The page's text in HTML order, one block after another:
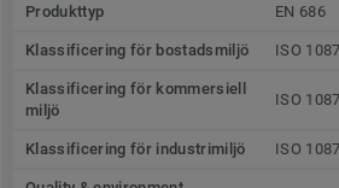
Produkttyp EN 686
Klassificering för bostadsmiljö ISO
Klassificering för kommersiell
miljö
ISO
Klassificering för industrimiljö ISO